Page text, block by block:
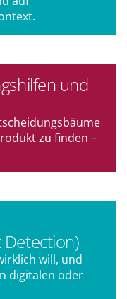
und
zu finden –
will, und
digitalen oder